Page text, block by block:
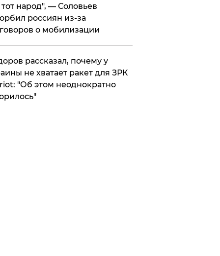
народ", — Соловьев
россиян из-за
о мобилизации
рассказал, почему у
не хватает ракет для ЗРК
"Об этом неоднократно